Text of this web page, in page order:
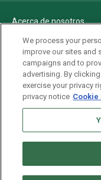
Acerca de nosotros
Politica de privacidad
Pautas Editoriales
AdChoices
Advertise with us
Newsletters
We process your
improve our sites and
campaigns and to
advertising. By
exercise your privacy
privacy notice